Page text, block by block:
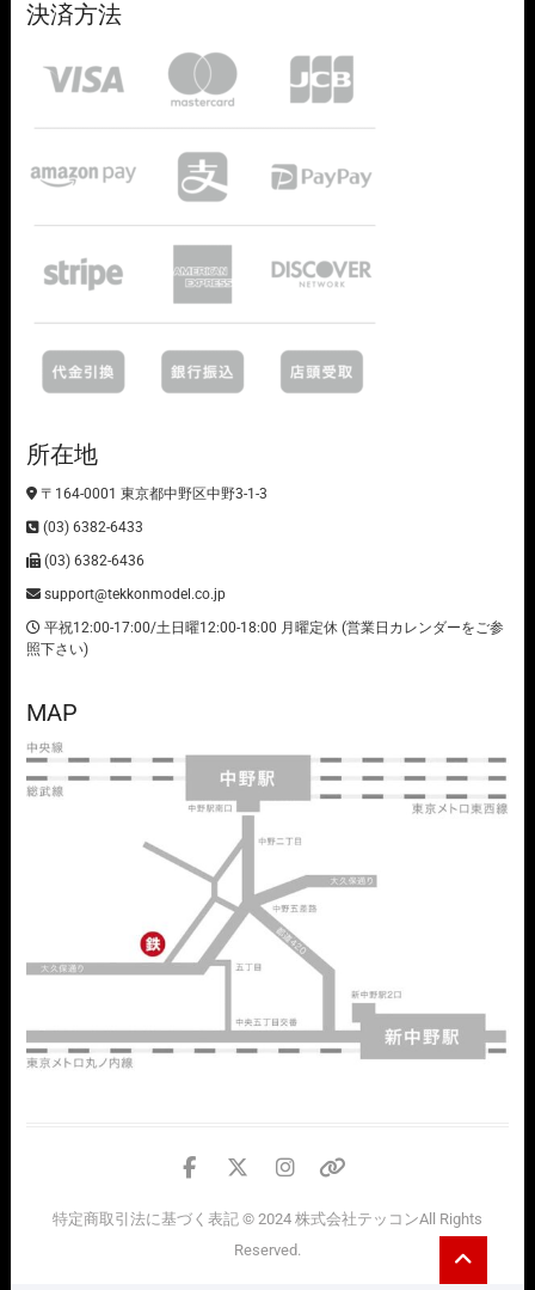
決済方法
所在地
〒164-0001 東京都中野区中野3-1-3
(03) 6382-6433
(03) 6382-6436
support@tekkonmodel.co.jp
平祝12:00-17:00/土日曜12:00-18:00 月曜定休 (営業日カレンダーをご参
照下さい)
MAP
facebook
twitter
instagram
情
特定商取引法に基づく表記© 2024 株式会社テッコンAll Rights
Reserved.
to